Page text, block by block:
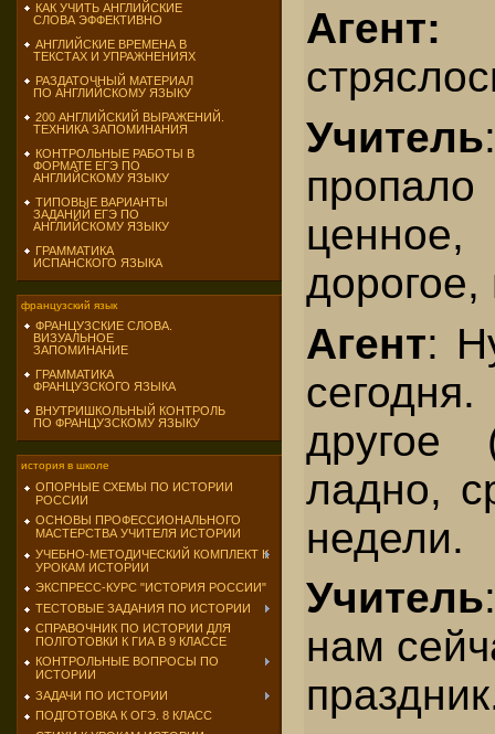
КАК УЧИТЬ АНГЛИЙСКИЕ
СЛОВА ЭФФЕКТИВНО
АНГЛИЙСКИЕ ВРЕМЕНА В
ТЕКСТАХ И УПРАЖНЕНИЯХ
РАЗДАТОЧНЫЙ МАТЕРИАЛ
ПО АНГЛИЙСКОМУ ЯЗЫКУ
200 АНГЛИЙСКИЙ ВЫРАЖЕНИЙ.
ТЕХНИКА ЗАПОМИНАНИЯ
КОНТРОЛЬНЫЕ РАБОТЫ В
ФОРМАТЕ ЕГЭ ПО
АНГЛИЙСКОМУ ЯЗЫКУ
ТИПОВЫЕ ВАРИАНТЫ
ЗАДАНИЙ ЕГЭ ПО
АНГЛИЙСКОМУ ЯЗЫКУ
ГРАММАТИКА
ИСПАНСКОГО ЯЗЫКА
французский язык
ФРАНЦУЗСКИЕ СЛОВА.
ВИЗУАЛЬНОЕ
ЗАПОМИНАНИЕ
ГРАММАТИКА
ФРАНЦУЗСКОГО ЯЗЫКА
ВНУТРИШКОЛЬНЫЙ КОНТРОЛЬ
ПО ФРАНЦУЗСКОМУ ЯЗЫКУ
история в школе
ОПОРНЫЕ СХЕМЫ ПО ИСТОРИИ
РОССИИ
ОСНОВЫ ПРОФЕССИОНАЛЬНОГО
МАСТЕРСТВА УЧИТЕЛЯ ИСТОРИИ
УЧЕБНО-МЕТОДИЧЕСКИЙ КОМПЛЕКТ К
УРОКАМ ИСТОРИИ
ЭКСПРЕСС-КУРС "ИСТОРИЯ РОССИИ"
ТЕСТОВЫЕ ЗАДАНИЯ ПО ИСТОРИИ
СПРАВОЧНИК ПО ИСТОРИИ ДЛЯ
ПОЛГОТОВКИ К ГИА В 9 КЛАССЕ
КОНТРОЛЬНЫЕ ВОПРОСЫ ПО
ИСТОРИИ
ЗАДАЧИ ПО ИСТОРИИ
ПОДГОТОВКА К ОГЭ. 8 КЛАСС
Агент:
Учитель
дорогое,
Агент:
другое
ладно,
недели.
Учитель
нам